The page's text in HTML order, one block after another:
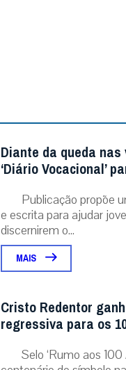
Diante da queda
‘Diário Vocacional’
Publicação propõe
e escrita para ajudar
discernirem o...
MAIS
Cristo Redentor
regressiva para os
Selo ‘Rumo aos